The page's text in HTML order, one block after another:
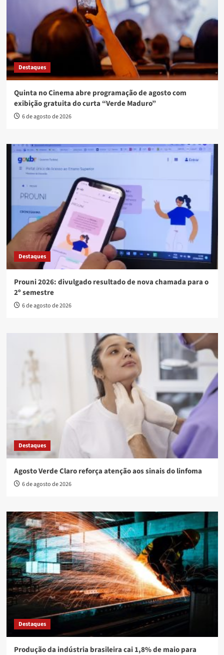
Destaques
Quinta no Cinema abre programação de agosto com
exibição gratuita do curta “Verde Maduro”
6 de agosto de 2026
Destaques
Prouni 2026: divulgado resultado de nova chamada para o
2º semestre
6 de agosto de 2026
Destaques
Agosto Verde Claro reforça atenção aos sinais do linfoma
6 de agosto de 2026
Destaques
Produção da indústria brasileira cai 1,8% de maio para